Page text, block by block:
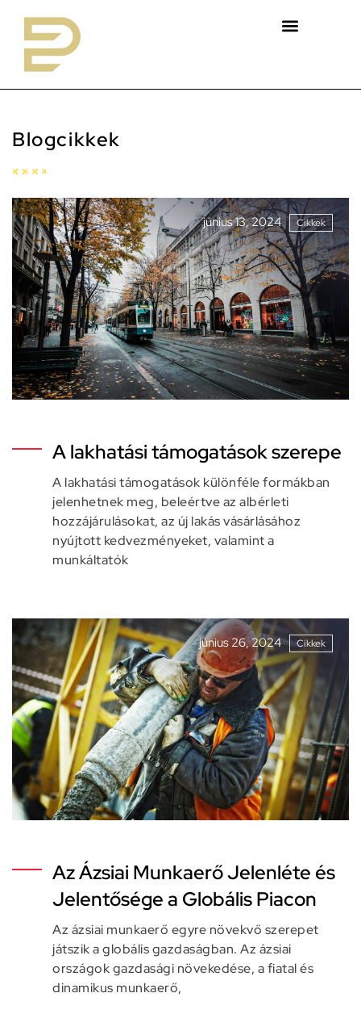
Blogcikkek
június 13, 2024 Cikkek
A lakhatási támogatások szerepe
A lakhatási támogatások különféle formákban
jelenhetnek meg, beleértve az albérleti
hozzájárulásokat, az új lakás vásárlásához
nyújtott kedvezményeket, valamint a
munkáltatók
június 26, 2024 Cikkek
Az Ázsiai Munkaerő Jelenléte és
Jelentősége a Globális Piacon
Az ázsiai munkaerő egyre növekvő szerepet
játszik a globális gazdaságban. Az ázsiai
országok gazdasági növekedése, a fiatal és
dinamikus munkaerő,